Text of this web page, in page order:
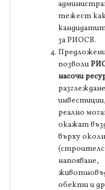
тежест
за РИОСВ.
позволи
насочи
реално
окажат
върху
напояване,
обекти и